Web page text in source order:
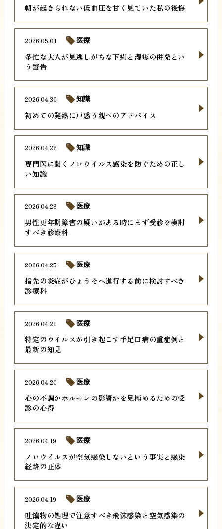
朝が起きられない低血圧を甘く見ていた私の後悔
多忙な大人が見逃しがちな下痢と湿疹の併発とい
う警告
2026.05.01 医療
初めての発熱に戸惑う親へのアドバイス
2026.04.30 知識
専門医に聞くノロウイルス感染を防ぐための正し
い知識
2026.04.28 知識
男性更年期障害の疑いがある時にまず受診を検討
すべき診療科
2026.04.28 医療
指先の炎症がひょうそへ進行する前に検討すべき
診療科
2026.04.25 医療
特定のウイルスが引き起こす手足口病の重症例と
最新の知見
2026.04.21 医療
心の不調かホルモンの影響かを見極めるための受
診の心得
2026.04.20 医療
ノロウイルスが空気感染しないという事実と感染
経路の正体
2026.04.19 医療
吐瀉物の処理で注意すべき飛沫感染と空気感染の
決定的な違い
2026.04.19 医療